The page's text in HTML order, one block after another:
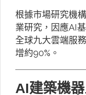
根據市場研究機
業研究，因應AI
全球九大雲端服
增約90%。
AI建築機